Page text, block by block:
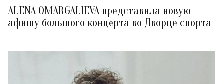
ALENA OMARGALIEVA представила новую
афишу большого концерта во Дворце спорта